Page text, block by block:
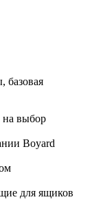
базовая
на выбор
Boyard
для ящиков